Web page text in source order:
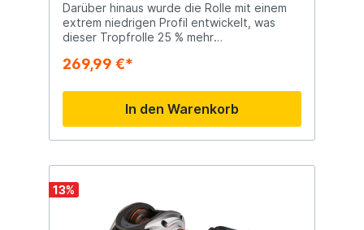
Darüber hinaus wurde die Rolle mit einem
extrem niedrigen Profil entwickelt, was
dieser Tropfrolle 25 % mehr
eine handliche Größe beibehält. Das
Designintelligenz durch Funktionen wie: die
Railed Clutch Cam, Gen II Line Guide und
ein neuer Wasserkanalrahmen. Das neue
reibungsarme Bremssystem bietet Anglern
Ködergewichte. Schließlich ist die Rolle mit
einzigartigen und patentierten 13
Angelfunktionen ausgestattet, wie der
Arrowhead-Schnurführung, der Beetle Wing
Rapid Access-Seitenplatte und dem
269,99 €*
In den Warenkorb
13%